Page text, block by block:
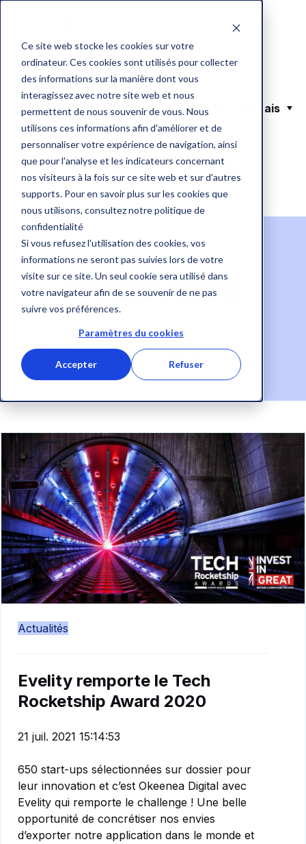
Ce site web stocke les cookies sur votre
ordinateur. Ces cookies sont utilisés pour collecter
des informations sur la manière dont vous
interagissez avec notre site web et nous
permettent de nous souvenir de vous. Nous
utilisons ces informations afin d'améliorer et de
personnaliser votre expérience de navigation, ainsi
que pour l'analyse et les indicateurs concernant
nos visiteurs à la fois sur ce site web et sur d'autres
supports. Pour en savoir plus sur les cookies que
nous utilisons, consultez notre politique de
confidentialité
Si vous refusez l'utilisation des cookies, vos
informations ne seront pas suivies lors de votre
visite sur ce site. Un seul cookie sera utilisé dans
votre navigateur afin de se souvenir de ne pas
suivre vos préférences.
Paramètres du cookies
Accepter Refuser
Nos articles
Notre solution
👉 On prend
contact ?
Français
Notre blog
Actualités
Evelity remporte le Tech
Rocketship Award 2020
21 juil. 2021 15:14:53
650 start-ups sélectionnées sur dossier pour
leur innovation et c’est Okeenea Digital avec
Evelity qui remporte le challenge ! Une belle
opportunité de concrétiser nos envies
d’exporter notre application dans le monde et